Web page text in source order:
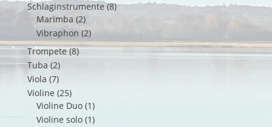
Schlaginstrumente (8)
Marimba (2)
Vibraphon (2)
Trompete (8)
Tuba (2)
Viola (7)
Violine (25)
Violine Duo (1)
Violine solo (1)